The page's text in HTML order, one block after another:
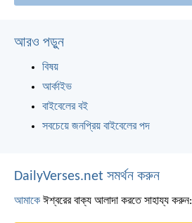
আরও পড়ুন
বিষয়
আর্কাইভ
বাইবেলের বই
সবচেয়ে জনপ্রিয় বাইবেলের পদ
DailyVerses.net সমর্থন করুন
আমাকে ঈশ্বরের বাক্য আলাদা করতে সাহায্য করুন: